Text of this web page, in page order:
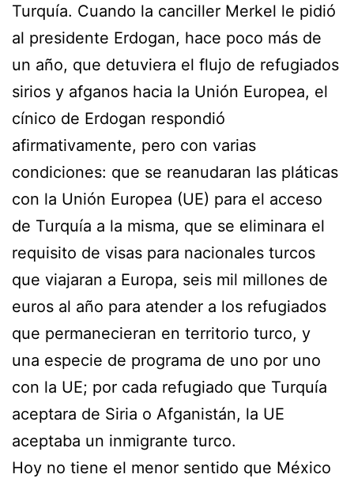
Turquía. Cuando la canciller Merkel le pidió
al presidente Erdogan, hace poco más de
un año, que detuviera el flujo de refugiados
sirios y afganos hacia la Unión Europea, el
cínico de Erdogan respondió
afirmativamente, pero con varias
condiciones: que se reanudaran las pláticas
con la Unión Europea (UE) para el acceso
de Turquía a la misma, que se eliminara el
requisito de visas para nacionales turcos
que viajaran a Europa, seis mil millones de
euros al año para atender a los refugiados
que permanecieran en territorio turco, y
una especie de programa de uno por uno
con la UE; por cada refugiado que Turquía
aceptara de Siria o Afganistán, la UE
aceptaba un inmigrante turco.
Hoy no tiene el menor sentido que México